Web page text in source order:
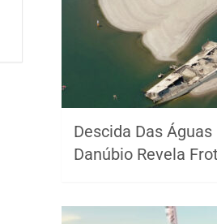
Descida Das Águas
Danúbio Revela